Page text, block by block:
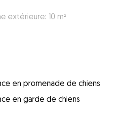
extérieure: 10 m²
en promenade de chiens
en garde de chiens